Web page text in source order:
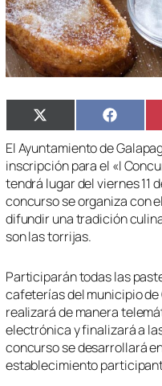
Compartir
en
X
(Twitter) en
Facebook
El Ayuntamiento de
inscripción para el «I
tendrá lugar del viernes 11
concurso se organiza con
difundir una tradición
son las torrijas.
Participarán todas las
cafeterías del municipio
realizará de manera
electrónica y finalizará a
concurso se desarrollará
establecimiento